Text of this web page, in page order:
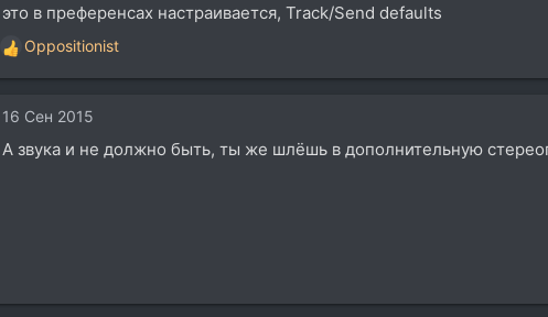
это в преференсах настраивается, Track/Send defaults
Р
е
к
и
Oppositionist
16 Сен 2015
А звука и не должно быть, ты же шлёшь в дополнительную